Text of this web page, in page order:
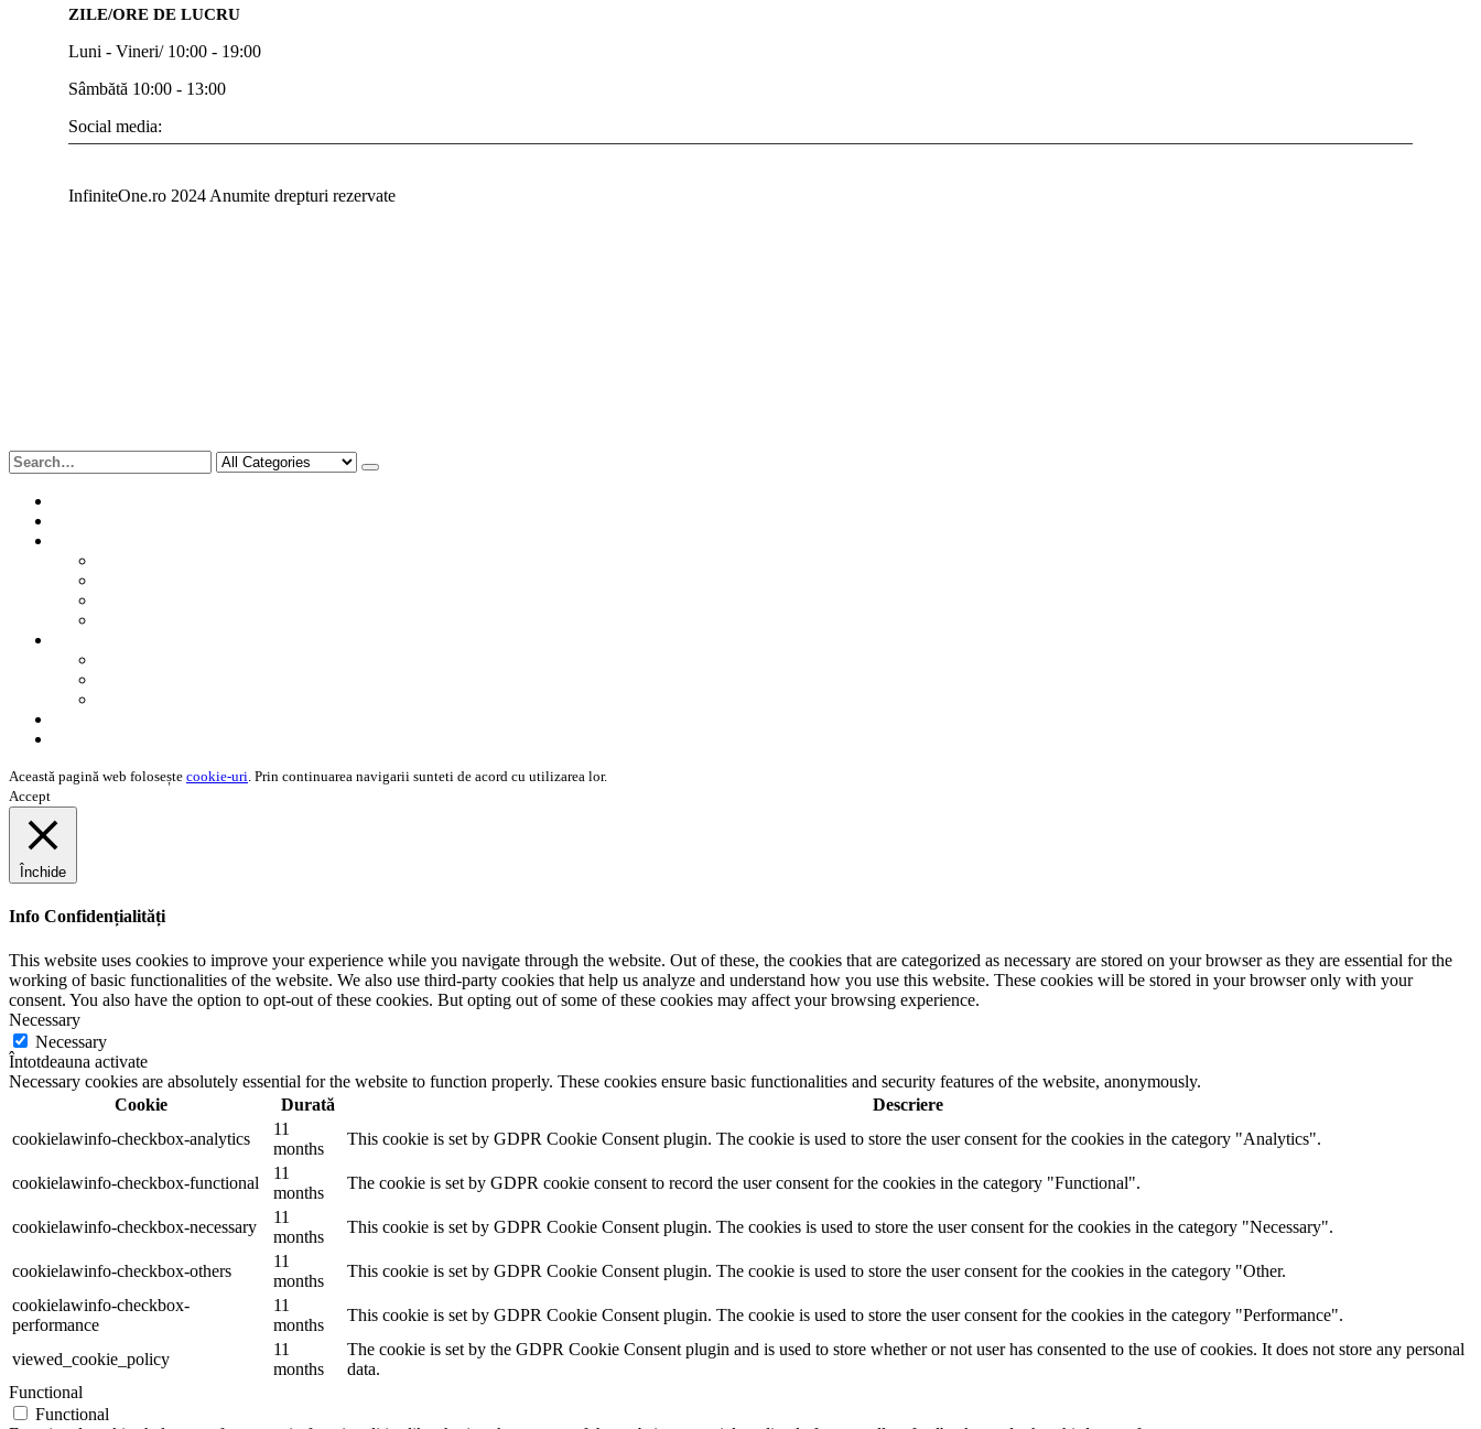
ZILE/ORE DE LUCRU
Luni - Vineri/ 10:00 - 19:00
Sâmbătă 10:00 - 13:00
Social media:
InfiniteOne.ro 2024 Anumite drepturi rezervate
Această pagină web folosește cookie-uri. Prin continuarea navigarii sunteti de acord cu utilizarea lor.
Accept
Închide
Info Confidențialități
This website uses cookies to improve your experience while you navigate through the website. Out of these, the cookies that are categorized as necessary are stored on your browser as they are essential for the
working of basic functionalities of the website. We also use third-party cookies that help us analyze and understand how you use this website. These cookies will be stored in your browser only with your
consent. You also have the option to opt-out of these cookies. But opting out of some of these cookies may affect your browsing experience.
Necessary
Necessary
Întotdeauna activate
Necessary cookies are absolutely essential for the website to function properly. These cookies ensure basic functionalities and security features of the website, anonymously.
Cookie
Durată
Descriere
cookielawinfo-checkbox-analytics
11
months
This cookie is set by GDPR Cookie Consent plugin. The cookie is used to store the user consent for the cookies in the category "Analytics".
cookielawinfo-checkbox-functional
11
months
The cookie is set by GDPR cookie consent to record the user consent for the cookies in the category "Functional".
cookielawinfo-checkbox-necessary
11
months
This cookie is set by GDPR Cookie Consent plugin. The cookies is used to store the user consent for the cookies in the category "Necessary".
cookielawinfo-checkbox-others
11
months
This cookie is set by GDPR Cookie Consent plugin. The cookie is used to store the user consent for the cookies in the category "Other.
cookielawinfo-checkbox-
performance
11
months
This cookie is set by GDPR Cookie Consent plugin. The cookie is used to store the user consent for the cookies in the category "Performance".
viewed_cookie_policy
11
months
The cookie is set by the GDPR Cookie Consent plugin and is used to store whether or not user has consented to the use of cookies. It does not store any personal
data.
Functional
Functional